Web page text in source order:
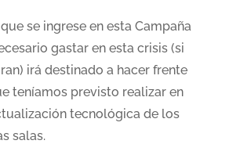
se ingrese en esta Campaña
gastar en esta crisis (si
irá destinado a hacer frente
teníamos previsto realizar en
tecnológica de los
salas.